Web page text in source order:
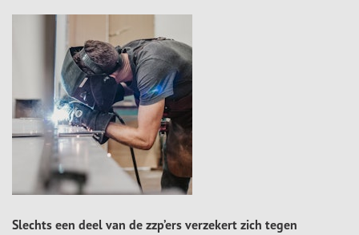
Slechts een deel van de zzp’ers verzekert zich tegen